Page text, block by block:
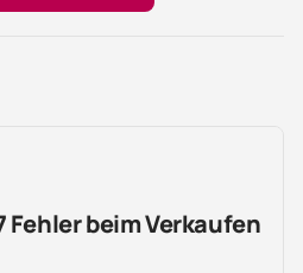
Fehler beim Verkaufen